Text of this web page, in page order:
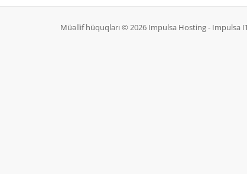
Müəllif hüquqları © 2026 Impulsa Hosting - Impulsa